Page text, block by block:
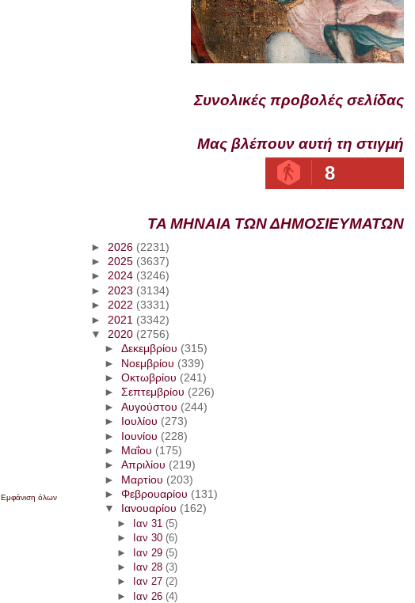
Εμφάνιση όλων
Συνολικές προβολές σελίδας
Μας βλέπουν αυτή τη στιγμή
8
ΤΑ ΜΗΝΑΙΑ ΤΩΝ ΔΗΜΟΣΙΕΥΜΑΤΩΝ
► 2026 (2231)
► 2025 (3637)
►2024 (3246)
► 2023 (3134)
►2022 (3331)
► 2021 (3342)
▼ 2020 (2756)
► Δεκεμβρίου (315)
► Νοεμβρίου (339)
► Οκτωβρίου (241)
► Σεπτεμβρίου (226)
► Αυγούστου (244)
►
Ιουλίου (273)
► Ιουνίου (228)
►
Μαΐου (175)
► Απριλίου (219)
► Μαρτίου (203)
► Φεβρουαρίου (131)
▼
Ιανουαρίου (162)
►
Ιαν 31 (5)
►
Ιαν 30 (6)
► Ιαν 29 (5)
►
Ιαν 28 (3)
►
Ιαν 27 (2)
► Ιαν 26 (4)